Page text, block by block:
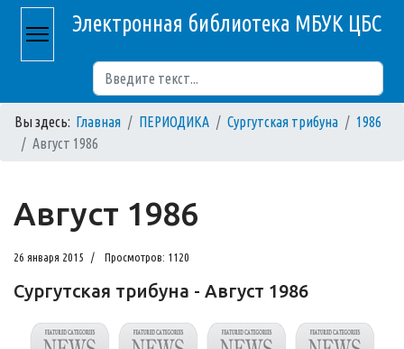
Электронная библиотека МБУК ЦБС
Вы здесь: Главная ПЕРИОДИКА Сургутская трибуна
1986
Август 1986
Август 1986
26 января 2015 Просмотров: 1120
Сургутская трибуна - Август 1986